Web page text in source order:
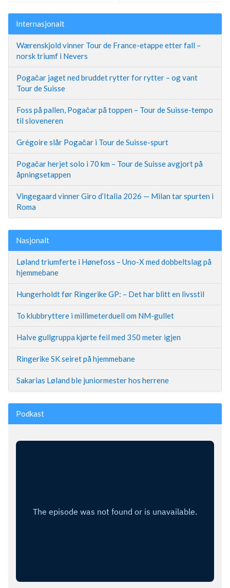
Internasjonalt
Wærenskjold vinner Tour de France-etappe etter fall –
norsk triumf i Nevers
Pogačar jaget ned bruddet rytter for rytter – og vant
Tour de Suisse
Foss på pallen, Pogačar på toppen – Tour de Suisse-tempo
til sloveneren
Grégoire slår Pogačar i Tour de Suisse-spurt
Pogačar herjet solo i 70 km – Tour de Suisse avgjort på
åpningsetappen
Vingegaard vinner Giro d’Italia 2026 — Milan tar spurten i
Roma
Nasjonalt
Løland triumferte i Hønefoss – Uno-X med dobbeltslag på
hjemmebane
Hungerholdt før Ringerike GP: – Det har blitt en livsstil
To klubbryttere i millimeterduell om NM-gullet
Halve gullgruppa kjørte feil med 350 meter igjen
Ringerike SK seiret på hjemmebane
Sakarias Løland ble juniormester hos herrene
Podkast